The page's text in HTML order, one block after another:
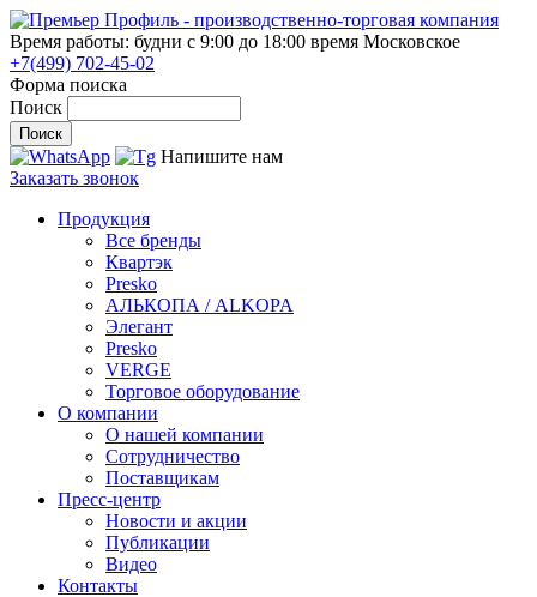
Время работы: будни с 9:00 до 18:00 время Московское
+7(499) 702-45-02
Форма поиска
Поиск
Напишите нам
Заказать звонок
Продукция
Все бренды
Квартэк
Presko
АЛЬКОПА / ALKOPA
Элегант
Presko
VERGE
Торговое оборудование
О компании
О нашей компании
Сотрудничество
Поставщикам
Пресс-центр
Новости и акции
Публикации
Видео
Контакты